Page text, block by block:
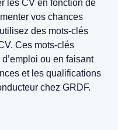
les CV en fonction de
vos chances
des mots-clés
Ces mots-clés
ou en faisant
et les qualifications
chez GRDF.